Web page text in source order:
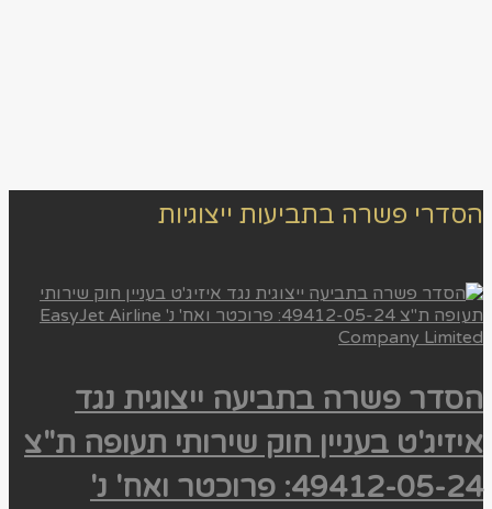
הסדרי פשרה בתביעות ייצוגיות
הסדר פשרה בתביעה ייצוגית נגד
איזיג'ט בעניין חוק שירותי תעופה ת"צ
49412-05-24: פרוכטר ואח' נ'